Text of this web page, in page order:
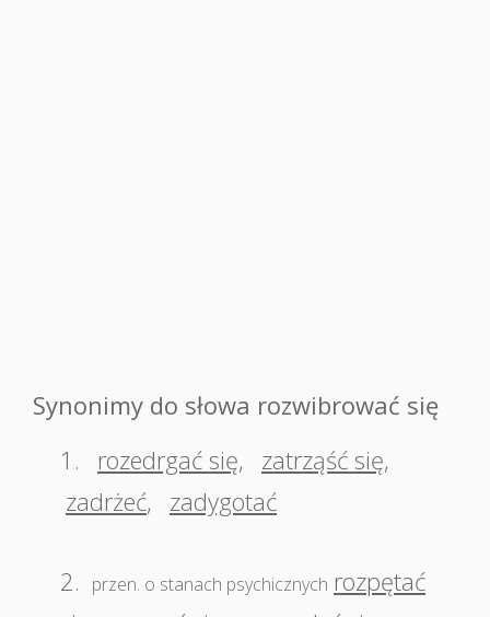
Synonimy do słowa rozwibrować się
1.
rozedrgać się, zatrząść się,
zadrżeć, zadygotać
2. przen. o stanach psychicznych rozpętać